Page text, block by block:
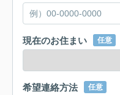
現在のお住まい 任意
希望連絡方法 任意